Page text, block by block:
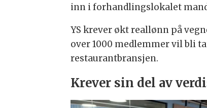
inn i forhandlingslokalet
YS krever økt reallønn på
over 1000 medlemmer vil bli
restaurantbransjen.
Krever sin del av